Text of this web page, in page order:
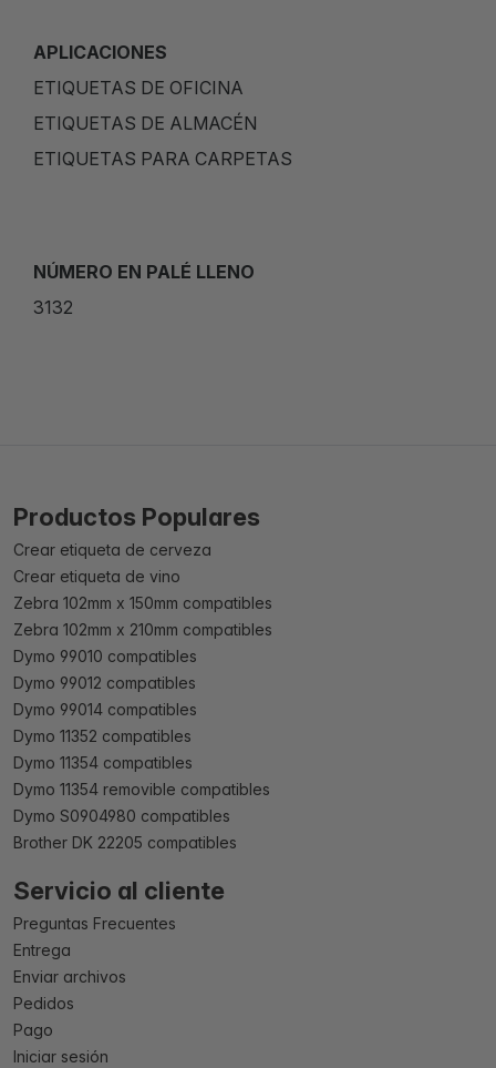
APLICACIONES
ETIQUETAS DE OFICINA
ETIQUETAS DE ALMACÉN
ETIQUETAS PARA CARPETAS
NÚMERO EN PALÉ LLENO
3132
Productos Populares
Crear etiqueta de cerveza
Crear etiqueta de vino
Zebra 102mm x 150mm compatibles
Zebra 102mm x 210mm compatibles
Dymo 99010 compatibles
Dymo 99012 compatibles
Dymo 99014 compatibles
Dymo 11352 compatibles
Dymo 11354 compatibles
Dymo 11354 removible compatibles
Dymo S0904980 compatibles
Brother DK 22205 compatibles
Servicio al cliente
Preguntas Frecuentes
Entrega
Enviar archivos
Pedidos
Pago
Iniciar sesión